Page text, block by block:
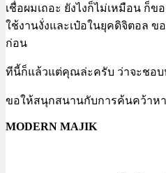
เชื่อผมเถอะ ยังไงก็ไม่เหมือน ก็
ใช้งานงั่งและเป๋อในยุคดิจิตอล ข
ก่อน
ทีนี้ก็แล้วแต่คุณล่ะครับ ว่าจะชอบ
ขอให้สนุกสนานกับการค้นคว้าหา
MODERN MAJIK